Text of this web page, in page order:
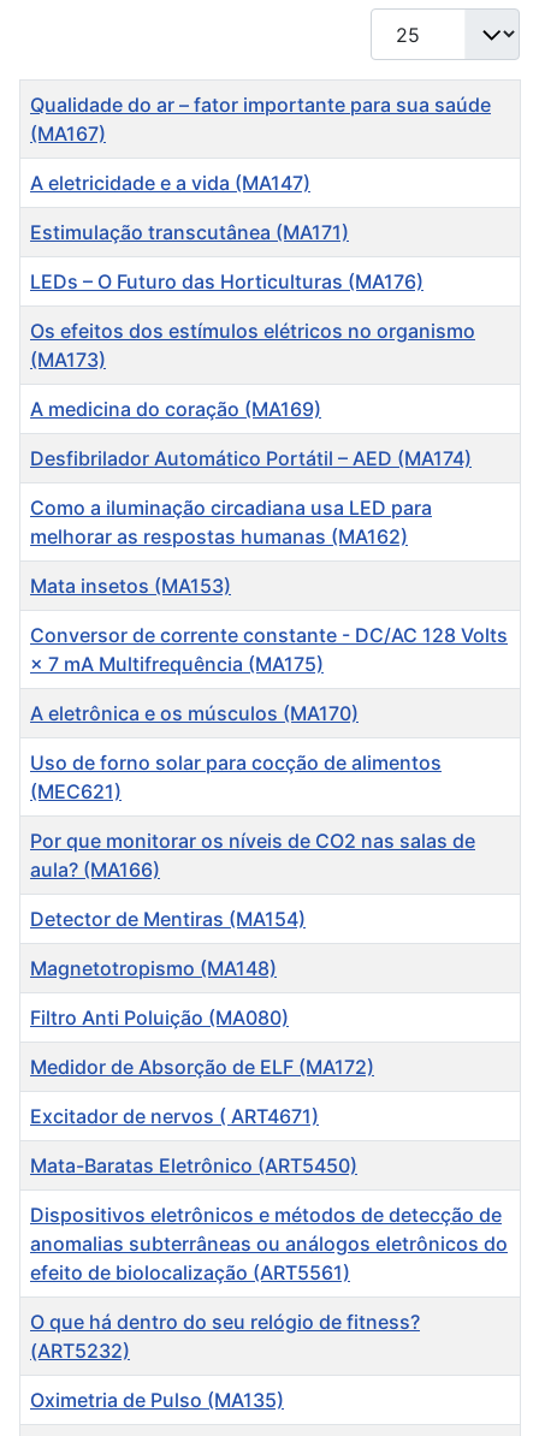
Mostrar #
Título
Qualidade do ar – fator importante para sua saúde
(MA167)
A eletricidade e a vida (MA147)
Estimulação transcutânea (MA171)
LEDs – O Futuro das Horticulturas (MA176)
Os efeitos dos estímulos elétricos no organismo
(MA173)
A medicina do coração (MA169)
Desfibrilador Automático Portátil – AED (MA174)
Como a iluminação circadiana usa LED para
melhorar as respostas humanas (MA162)
Mata insetos (MA153)
Conversor de corrente constante - DC/AC 128 Volts
× 7 mA Multifrequência (MA175)
A eletrônica e os músculos (MA170)
Uso de forno solar para cocção de alimentos
(MEC621)
Por que monitorar os níveis de CO2 nas salas de
aula? (MA166)
Detector de Mentiras (MA154)
Magnetotropismo (MA148)
Filtro Anti Poluição (MA080)
Medidor de Absorção de ELF (MA172)
Excitador de nervos ( ART4671)
Mata-Baratas Eletrônico (ART5450)
Dispositivos eletrônicos e métodos de detecção de
anomalias subterrâneas ou análogos eletrônicos do
efeito de biolocalização (ART5561)
O que há dentro do seu relógio de fitness?
(ART5232)
Oximetria de Pulso (MA135)